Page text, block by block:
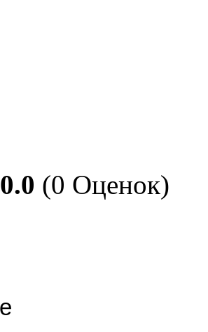
0.0 (0 Оценок)